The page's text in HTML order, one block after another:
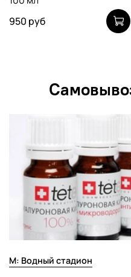
950 руб
М: Водный стадион